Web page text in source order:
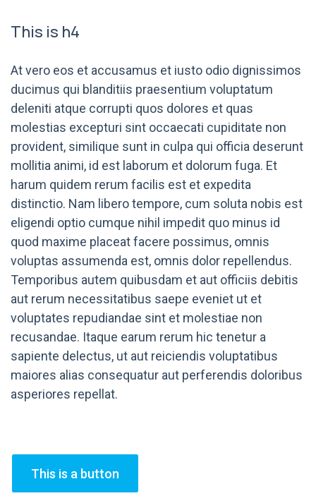
This is h4
At vero eos et accusamus et iusto odio dignissimos
ducimus qui blanditiis praesentium voluptatum
deleniti atque corrupti quos dolores et quas
molestias excepturi sint occaecati cupiditate non
provident, similique sunt in culpa qui officia deserunt
mollitia animi, id est laborum et dolorum fuga. Et
harum quidem rerum facilis est et expedita
distinctio. Nam libero tempore, cum soluta nobis est
eligendi optio cumque nihil impedit quo minus id
quod maxime placeat facere possimus, omnis
voluptas assumenda est, omnis dolor repellendus.
Temporibus autem quibusdam et aut officiis debitis
aut rerum necessitatibus saepe eveniet ut et
voluptates repudiandae sint et molestiae non
recusandae. Itaque earum rerum hic tenetur a
sapiente delectus, ut aut reiciendis voluptatibus
maiores alias consequatur aut perferendis doloribus
asperiores repellat.
This is a button